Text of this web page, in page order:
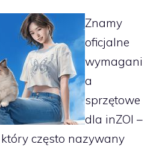
Znamy
oficjalne
wymagani
a
sprzętowe
dla inZOI –
często nazywany